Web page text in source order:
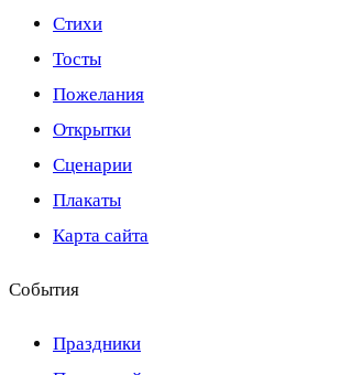
Стихи
Тосты
Пожелания
Открытки
Сценарии
Плакаты
Карта сайта
События
Праздники